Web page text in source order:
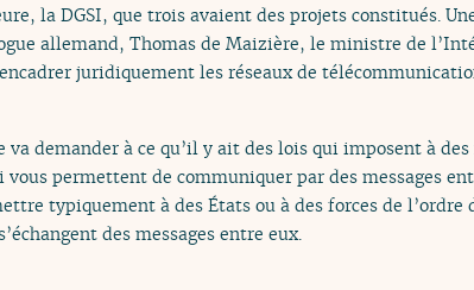
la DGSI, que trois avaient des projets constitués.
allemand, Thomas de Maizière, le ministre de
juridiquement les réseaux de
va demander à ce qu’il y ait des lois qui imposent à
vous permettent de communiquer par des messages
typiquement à des États ou à des forces de l’ordre
des messages entre eux.